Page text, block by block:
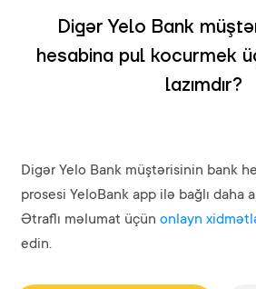
Digər Yelo Bank
hesabina pul kocurmek
lazımdır?
Digər Yelo Bank müştərisinin bank
prosesi YeloBank app ilə bağlı daha
Ətraflı məlumat üçün onlayn
edin.